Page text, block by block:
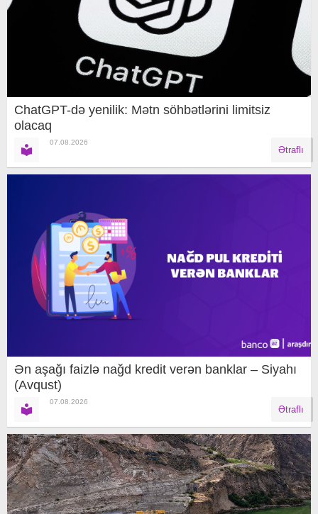
ChatGPT-də yenilik: Mətn söhbətlərini limitsiz
olacaq
07.08.2026
Ətraflı
Ən aşağı faizlə nağd kredit verən banklar – Siyahı
(Avqust)
07.08.2026
Ətraflı